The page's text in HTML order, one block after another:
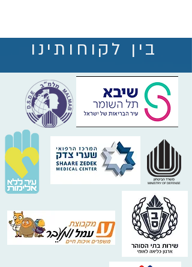
בין לקוחותינו